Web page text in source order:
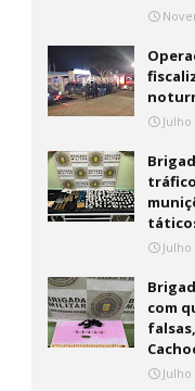
Julho
Julho
com
Julho